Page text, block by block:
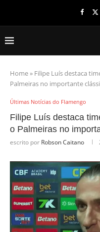
Home» Filipe Luís destaca
Palmeiras no importante
Últimas Notícias do Flamengo
Filipe Luís destaca
o Palmeiras no
escrito por Robson Caitano